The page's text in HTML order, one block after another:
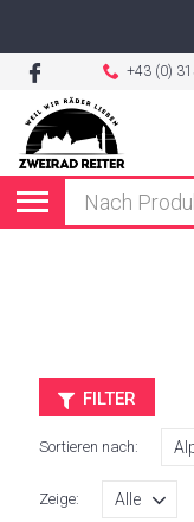
+43 (0)
FILTER
Sortieren nach:
Zeige: